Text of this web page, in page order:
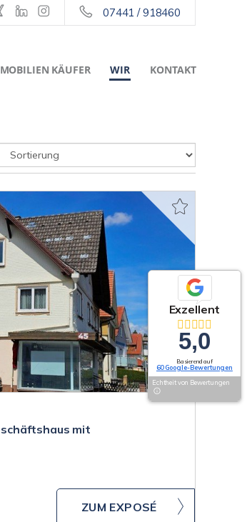
07441 / 918460
KÄUFER WIR KONTAKT
mit
ZUM EXPOSÉ
Exzellent
5,0
Basierend auf
60 Google-Bewertungen
Echtheit von Bewertungen